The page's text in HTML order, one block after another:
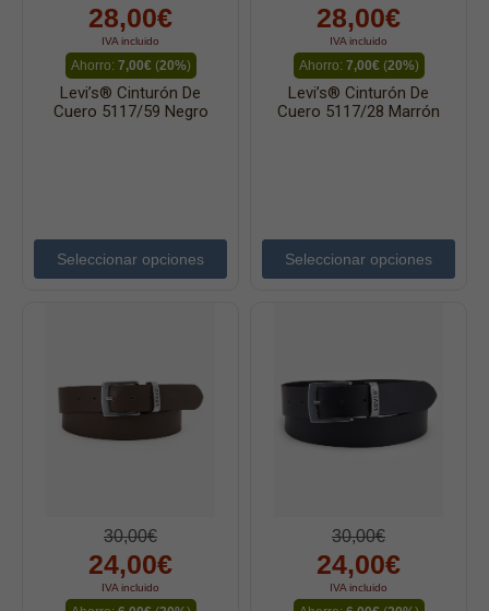
28,00€
IVA incluido
Ahorro: 7,00€(20%)
Levi’s® Cinturón De
Cuero 5117/59 Negro
Seleccionar opciones
28,00€
IVA incluido
Ahorro: 7,00€(20%)
Levi’s® Cinturón De
Cuero 5117/28 Marrón
Seleccionar opciones
30,00€
24,00€
IVA incluido
30,00€
24,00€
IVA incluido